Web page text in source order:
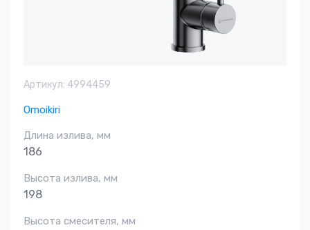
Артикул: 4994459
Omoikiri
Длина излива, мм
186
Высота излива, мм
198
Высота смесителя, мм